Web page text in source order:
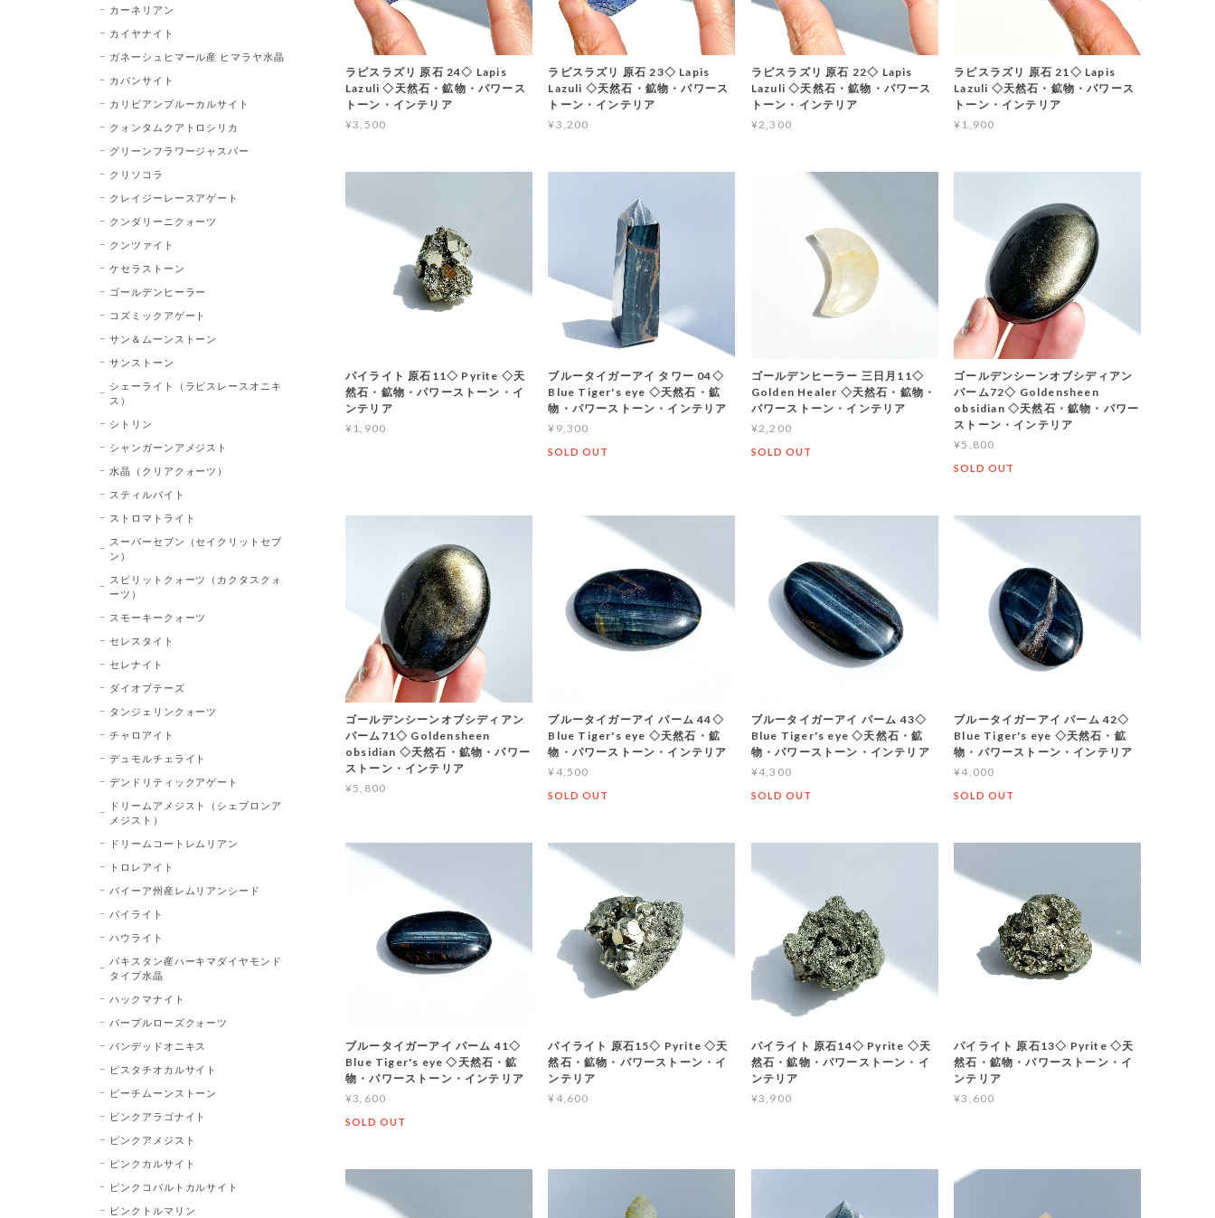
ラピスラズリ 原石 24◇ Lapis
Lazuli ◇天然石・鉱物・パワース
トーン・インテリア
¥3,500
ラピスラズリ 原石 23◇ Lapis
Lazuli ◇天然石・鉱物・パワース
トーン・インテリア
¥3,200
ラピスラズリ 原石 22◇ Lapis
Lazuli ◇天然石・鉱物・パワース
トーン・インテリア
¥2,300
ラピスラズリ 原石 21◇ Lapis
Lazuli ◇天然石・鉱物・パワース
トーン・インテリア
¥1,900
パイライト 原石11◇ Pyrite ◇天
然石・鉱物・パワーストーン・イ
ンテリア
¥1,900
ブルータイガーアイ タワー 04◇
Blue Tiger's eye ◇天然石・鉱
物・パワーストーン・インテリア
¥9,300
SOLD OUT
ゴールデンヒーラー 三日月11◇
Golden Healer ◇天然石・鉱物・
パワーストーン・インテリア
¥2,200
SOLD OUT
ゴールデンシーンオブシディアン
パーム72◇ Goldensheen
obsidian ◇天然石・鉱物・パワー
ストーン・インテリア
¥5,800
SOLD OUT
ゴールデンシーンオブシディアン
パーム71◇ Goldensheen
obsidian ◇天然石・鉱物・パワー
ストーン・インテリア
¥5,800
ブルータイガーアイ パーム 44◇
Blue Tiger's eye ◇天然石・鉱
物・パワーストーン・インテリア
¥4,500
SOLD OUT
ブルータイガーアイ パーム 43◇
Blue Tiger's eye ◇天然石・鉱
物・パワーストーン・インテリア
¥4,300
SOLD OUT
ブルータイガーアイ パーム 42◇
Blue Tiger's eye ◇天然石・鉱
物・パワーストーン・インテリア
¥4,000
SOLD OUT
ブルータイガーアイ パーム 41◇
Blue Tiger's eye ◇天然石・鉱
物・パワーストーン・インテリア
¥3,600
SOLD OUT
パイライト 原石15◇ Pyrite ◇天
然石・鉱物・パワーストーン・イ
ンテリア
¥4,600
パイライト 原石14◇ Pyrite ◇天
然石・鉱物・パワーストーン・イ
ンテリア
¥3,900
パイライト 原石13◇ Pyrite ◇天
然石・鉱物・パワーストーン・イ
ンテリア
¥3,600
カーネリアン
カイヤナイト
ガネーシュヒマール産 ヒマラヤ水晶
カバンサイト
カリビアンブルーカルサイト
クォンタムクアトロシリカ
グリーンフラワージャスパー
クリソコラ
クレイジーレースアゲート
クンダリーニクォーツ
クンツァイト
ケセラストーン
ゴールデンヒーラー
コズミックアゲート
サン＆ムーンストーン
サンストーン
シェーライト（ラピスレースオニキ
ス）
シトリン
シャンガーンアメジスト
水晶（クリアクォーツ）
スティルバイト
ストロマトライト
スーパーセブン（セイクリットセブ
ン）
スピリットクォーツ（カクタスクォ
ーツ）
スモーキークォーツ
セレスタイト
セレナイト
ダイオプテーズ
タンジェリンクォーツ
チャロアイト
デュモルチェライト
デンドリティックアゲート
ドリームアメジスト（シェブロンア
メジスト）
ドリームコートレムリアン
トロレアイト
バイーア州産レムリアンシード
パイライト
ハウライト
パキスタン産ハーキマダイヤモンド
タイプ水晶
ハックマナイト
パープルローズクォーツ
バンデッドオニキス
ピスタチオカルサイト
ピーチムーンストーン
ピンクアラゴナイト
ピンクアメジスト
ピンクカルサイト
ピンクコバルトカルサイト
ピンクトルマリン